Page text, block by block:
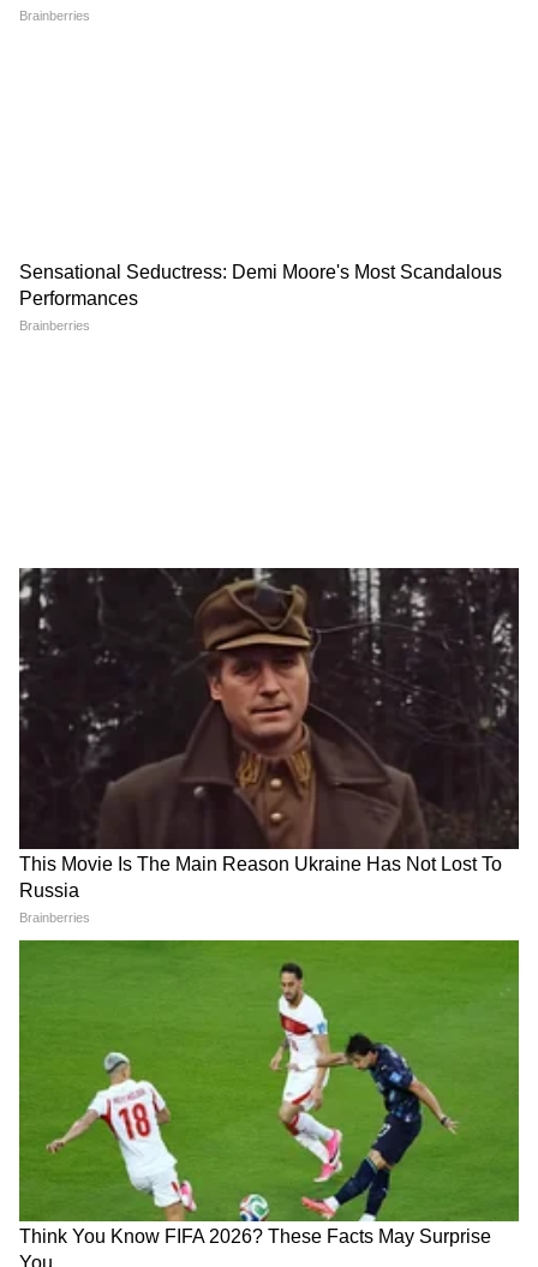
3
कर्क राशींच्या व्यक्तींची होणार कामे
या राशीच्या लोकांनाही बुधाच्या राशी परिवर्तनाचा फायदा
मिळेल. त्यांच्या अडकलेल्या कामांना गती येईल. नोकरी
आणि व्यवसायातील स्थिती पूर्वीपेक्षा अधिक मजबूत होऊ
शकते. नवीन कामांची सुरुवात करण्यासाठी हा काळ
अनुकूल राहील. वैवाहिक जीवनात गोडवा टिकून राहील
आणि कुटुंबाचं सहकार्य मिळेल.
4
5
Image Credit :Getty
कन्या राशीला मिळणार यश
या राशीचा स्वामी स्वतः बुध आहे, त्यामुळे या लोकांना या
काळात मोठं यश मिळू शकतं. करिअरमध्ये प्रगतीचे नवे